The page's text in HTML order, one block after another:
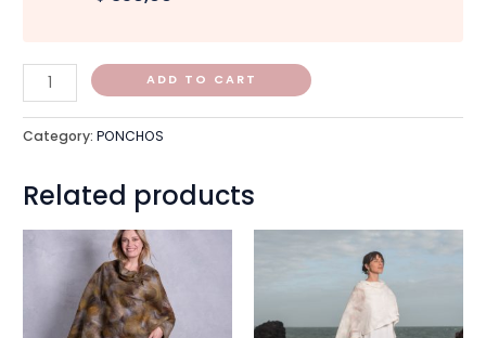
ADD TO CART
Category:PONCHOS
Related products